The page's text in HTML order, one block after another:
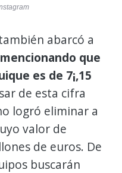
abarcó a
que
es de 7¡,15
de esta cifra
logró eliminar a
valor de
de euros. De
buscarán